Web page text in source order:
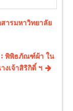
ารมหาวิทยาลัย
: พิพิธภัณฑ์ผ้า ใน
งเจ้าสิริกิติ์ ฯ